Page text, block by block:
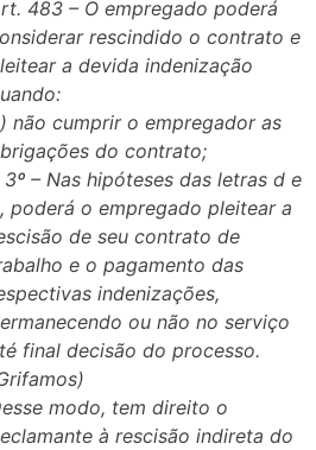
483 – O empregado poderá
rescindido o contrato e
a devida indenização
não cumprir o empregador as
do contrato;
3º – Nas hipóteses das letras d e
poderá o empregado pleitear a
de seu contrato de
e o pagamento das
indenizações,
ou não no serviço
final decisão do processo.
modo, tem direito o
à rescisão indireta do